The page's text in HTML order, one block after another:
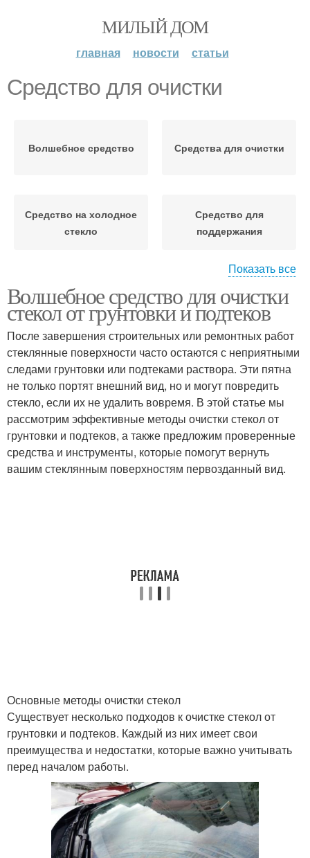
МИЛЫЙ ДОМ
главная новости статьи
Средство для очистки
Волшебное средство Средства для очистки
Средство на холодное
стекло
Средство для
поддержания
Средство при очистке Средство для мытья
Средство от насекомых
Показать все
Волшебное средство для очистки
стекол от грунтовки и подтеков
После завершения строительных или ремонтных работ
стеклянные поверхности часто остаются с неприятными
следами грунтовки или подтеками раствора. Эти пятна
не только портят внешний вид, но и могут повредить
стекло, если их не удалить вовремя. В этой статье мы
рассмотрим эффективные методы очистки стекол от
грунтовки и подтеков, а также предложим проверенные
средства и инструменты, которые помогут вернуть
вашим стеклянным поверхностям первозданный вид.
Основные методы очистки стекол
Существует несколько подходов к очистке стекол от
грунтовки и подтеков. Каждый из них имеет свои
преимущества и недостатки, которые важно учитывать
перед началом работы.